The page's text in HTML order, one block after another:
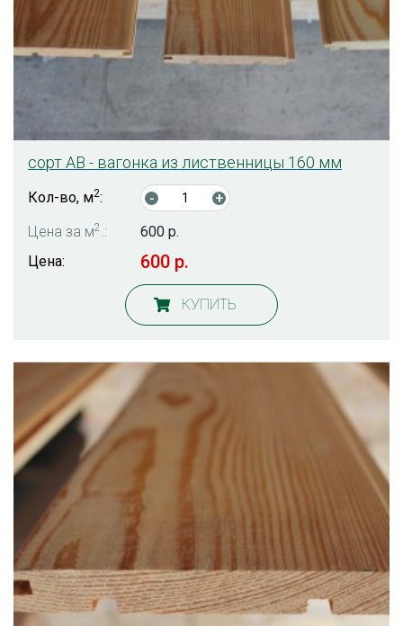
сорт AB - вагонка из лиственницы 160 мм
Кол-во, м2: -
+
Цена за м2.:
600 р.
Цена:
600 р.
КУПИТЬ